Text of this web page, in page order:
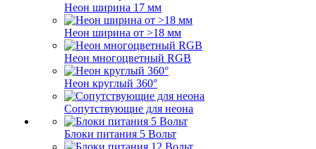
Неон ширина 17 мм
Неон ширина от >18 мм
Неон многоцветный RGB
Неон круглый 360°
Сопутствующие для неона
Блоки питания 5 Вольт